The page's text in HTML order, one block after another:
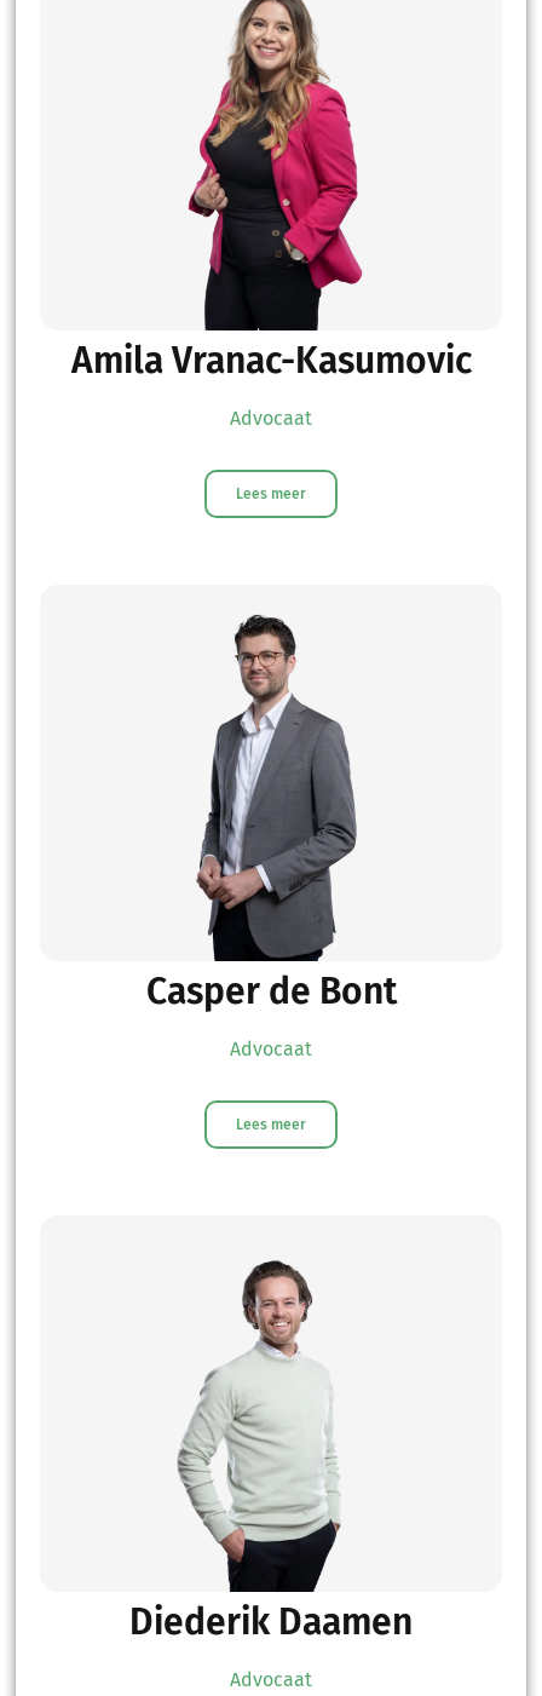
Amila Vranac-Kasumovic
Advocaat
Lees meer
Casper de Bont
Advocaat
Lees meer
Diederik Daamen
Advocaat